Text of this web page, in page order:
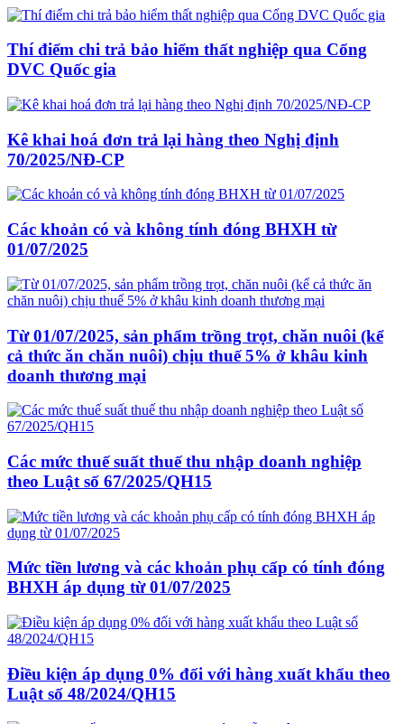
Thí điểm chi trả bảo hiểm thất nghiệp qua Cổng
DVC Quốc gia
Kê khai hoá đơn trả lại hàng theo Nghị định
70/2025/NĐ-CP
Các khoản có và không tính đóng BHXH từ
01/07/2025
Từ 01/07/2025, sản phẩm trồng trọt, chăn nuôi (kể
cả thức ăn chăn nuôi) chịu thuế 5% ở khâu kinh
doanh thương mại
Các mức thuế suất thuế thu nhập doanh nghiệp
theo Luật số 67/2025/QH15
Mức tiền lương và các khoản phụ cấp có tính đóng
BHXH áp dụng từ 01/07/2025
Điều kiện áp dụng 0% đối với hàng xuất khẩu theo
Luật số 48/2024/QH15